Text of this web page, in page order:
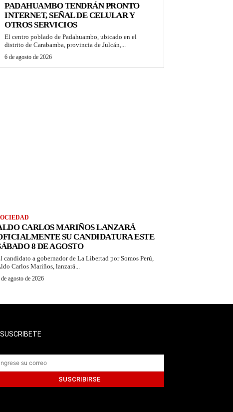
PADAHUAMBO TENDRÁN PRONTO
INTERNET, SEÑAL DE CELULAR Y
OTROS SERVICIOS
El centro poblado de Padahuambo, ubicado en el
distrito de Carabamba, provincia de Julcán,...
6 de agosto de 2026
CARLOS MARIÑOS LANZARÁ
SU CANDIDATURA ESTE
8 DE AGOSTO
candidato a gobernador de La Libertad por Somos Perú,
Carlos Mariños, lanzará...
agosto de 2026
SUSCRIBETE